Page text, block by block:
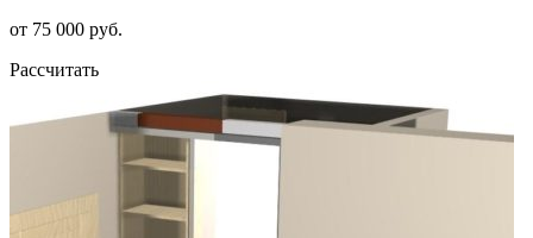
от 75 000 руб.
Рассчитать